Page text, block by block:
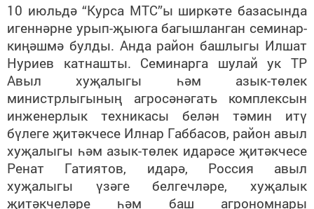
10 июльдә “Курса МТС”ы ширкәте базасында
игеннәрне урып-җыюга багышланган семинар-
киңәшмә булды. Анда район башлыгы Илшат
Нуриев катнашты. Семинарга шулай ук ТР
Авыл хуҗалыгы һәм азык-төлек
министрлыгының агросәнәгать комплексын
инженерлык техникасы белән тәмин итү
бүлеге җитәкчесе Илнар Габбасов, район авыл
хуҗалыгы һәм азык-төлек идарәсе җитәкчесе
Ренат Гатиятов, идарә, Россия авыл
хуҗалыгы үзәге белгечләре, хуҗалык
җитәкчеләре һәм баш агрономнары